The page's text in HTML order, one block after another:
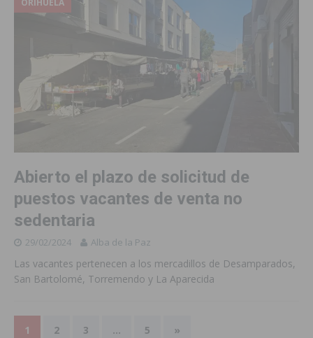
ORIHUELA
Abierto el plazo de solicitud de
puestos vacantes de venta no
sedentaria
29/02/2024 Alba de la Paz
Las vacantes pertenecen a los mercadillos de Desamparados,
San Bartolomé, Torremendo y La Aparecida
1 2 3 … 5 »